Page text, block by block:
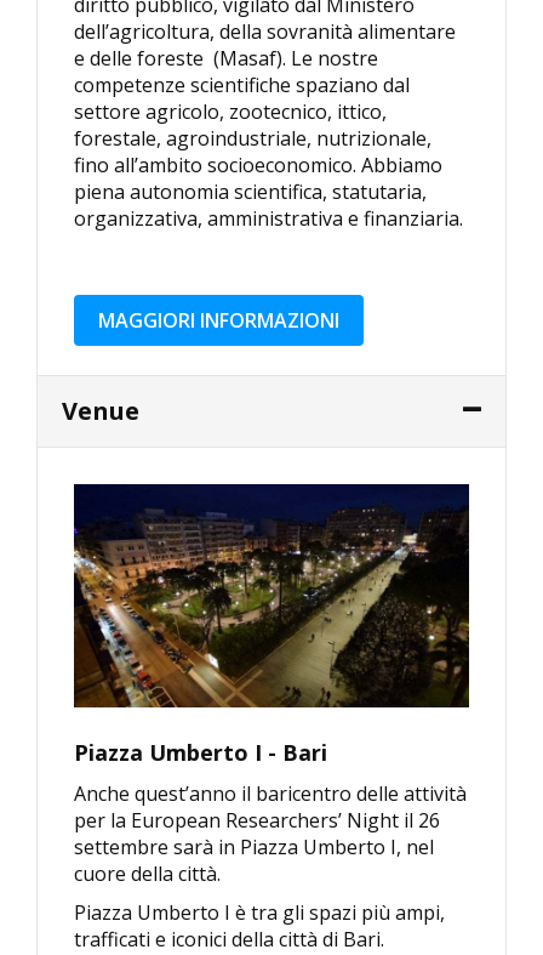
dell’agricoltura, della sovranità alimentare
e delle foreste (Masaf). Le nostre
competenze scientifiche spaziano dal
settore agricolo, zootecnico, ittico,
forestale, agroindustriale, nutrizionale,
fino all’ambito socioeconomico. Abbiamo
piena autonomia scientifica, statutaria,
organizzativa, amministrativa e finanziaria.
MAGGIORI INFORMAZIONI
Venue
Piazza Umberto I - Bari
Anche quest’anno il baricentro delle attività
per la European Researchers’ Night il 26
settembre sarà in Piazza Umberto I, nel
cuore della città.
Piazza Umberto I è tra gli spazi più ampi,
trafficati e iconici della città di Bari.